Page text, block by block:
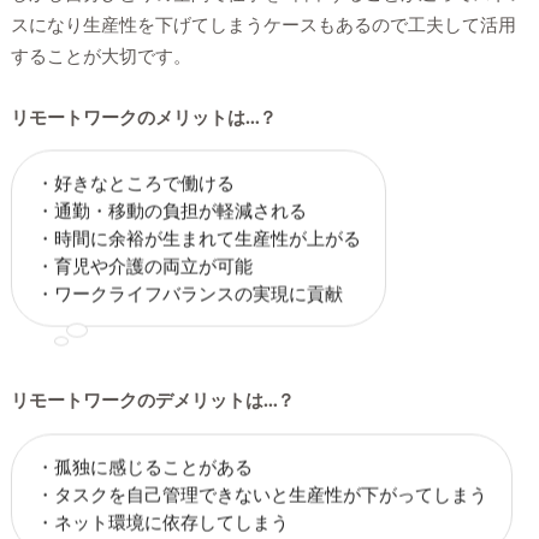
スになり生産性を下げてしまうケースもあるので工夫して活用
することが大切です。
リモートワークのメリットは…？
・好きなところで働ける
・通勤・移動の負担が軽減される
・時間に余裕が生まれて生産性が上がる
・育児や介護の両立が可能
・ワークライフバランスの実現に貢献
リモートワークのデメリットは…？
・孤独に感じることがある
・タスクを自己管理できないと生産性が下がってしまう
・ネット環境に依存してしまう